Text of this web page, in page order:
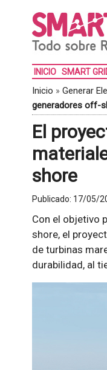
INICIO SMART
Inicio » Generar
generadores off-
El
shore
Publicado: 17/05/
Con el objetivo
shore, el
de turbinas
durabilidad, al